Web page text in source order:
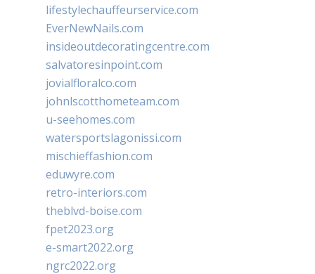
lifestylechauffeurservice.com
EverNewNails.com
insideoutdecoratingcentre.com
salvatoresinpoint.com
jovialfloralco.com
johnlscotthometeam.com
u-seehomes.com
watersportslagonissi.com
mischieffashion.com
eduwyre.com
retro-interiors.com
theblvd-boise.com
fpet2023.org
e-smart2022.org
ngrc2022.org